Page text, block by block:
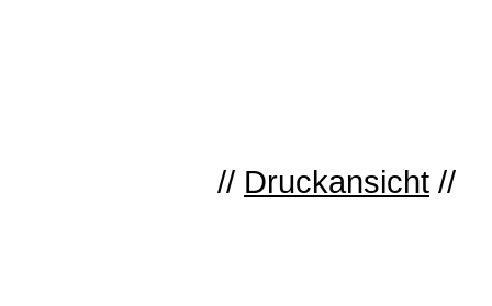
// Druckansicht //